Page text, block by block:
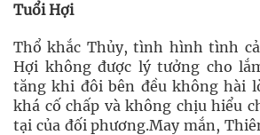
Tuổi Hợi
Thổ khắc Thủy, tình hình tình
Hợi không được lý tưởng cho
tăng khi đôi bên đều không hài
khá cố chấp và không chịu hiểu
tại của đối phương.May mắn,